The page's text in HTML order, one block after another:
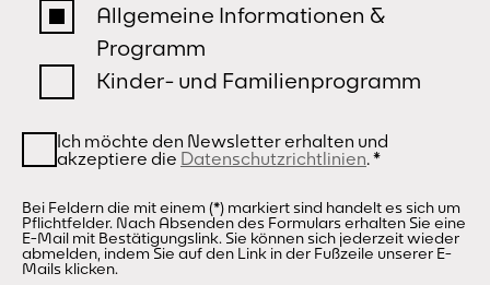
Allgemeine Informationen &
Programm
Kinder- und Familienprogramm
Ich möchte den Newsletter erhalten und
akzeptiere die Datenschutzrichtlinien.*
Bei Feldern die mit einem (*) markiert sind handelt es sich um
Pflichtfelder. Nach Absenden des Formulars erhalten Sie eine
E-Mail mit Bestätigungslink. Sie können sich jederzeit wieder
abmelden, indem Sie auf den Link in der Fußzeile unserer E-
Mails klicken.